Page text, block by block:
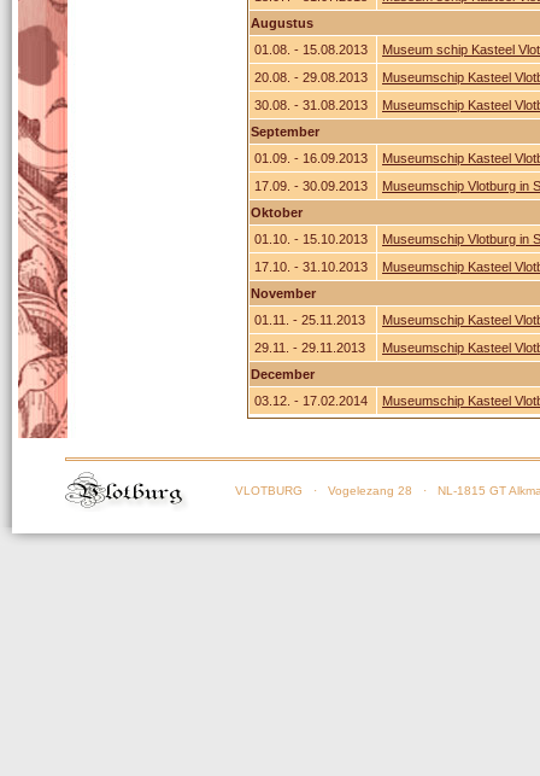
Augustus
01.08. - 15.08.2013
Museum schip Kasteel
20.08. - 29.08.2013
Museumschip Kasteel
30.08. - 31.08.2013
Museumschip Kasteel
September
01.09. - 16.09.2013
Museumschip Kasteel
17.09. - 30.09.2013
Museumschip Vlotburg in
Oktober
01.10. - 15.10.2013
Museumschip Vlotburg in
17.10. - 31.10.2013
Museumschip Kasteel
November
01.11. - 25.11.2013
Museumschip Kasteel
29.11. - 29.11.2013
Museumschip Kasteel
December
03.12. - 17.02.2014
Museumschip Kasteel
VLOTBURG · Vogelezang 28 · NL-1815 GT